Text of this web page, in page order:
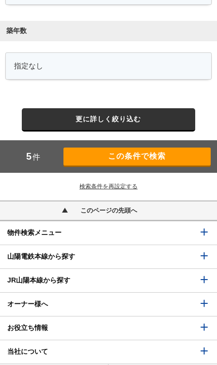
築年数
更に詳しく絞り込む
5件
検索条件を再設定する
このページの先頭へ
物件検索メニュー
山陽電鉄本線から探す
JR山陽本線から探す
オーナー様へ
お役立ち情報
当社について